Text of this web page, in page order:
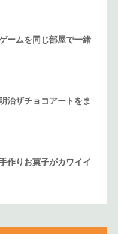
ームを同じ部屋で一緒
治ザチョコアートをま
作りお菓子がカワイイ